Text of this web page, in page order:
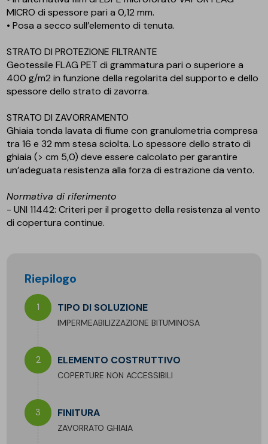
MICRO di spessore pari a 0,12 mm.
• Posa a secco sull’elemento di tenuta.
STRATO DI PROTEZIONE FILTRANTE
Geotessile FLAG PET di grammatura pari o superiore a
400 g/m2 in funzione della regolarita del supporto e dello
spessore dello strato di zavorra.
STRATO DI ZAVORRAMENTO
Ghiaia tonda lavata di fiume con granulometria compresa
tra 16 e 32 mm stesa sciolta. Lo spessore dello strato di
ghiaia (> cm 5,0) deve essere calcolato per garantire
un’adeguata resistenza alla forza di estrazione da vento.
Normativa di riferimento
- UNI 11442: Criteri per il progetto della resistenza al vento
di copertura continue.
Riepilogo
1 TIPO DI SOLUZIONE
IMPERMEABILIZZAZIONE BITUMINOSA
2 ELEMENTO COSTRUTTIVO
COPERTURE NON ACCESSIBILI
3 FINITURA
ZAVORRATO GHIAIA